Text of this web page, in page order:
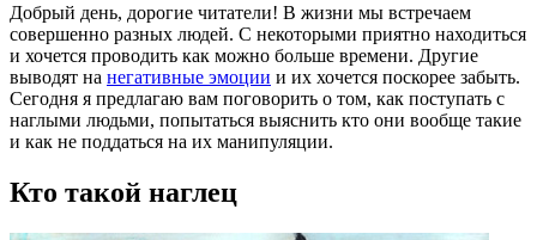
Добрый день, дорогие читатели! В жизни мы встречаем
совершенно разных людей. С некоторыми приятно находиться
и хочется проводить как можно больше времени. Другие
выводят на негативные эмоции и их хочется поскорее забыть.
Сегодня я предлагаю вам поговорить о том, как поступать с
наглыми людьми, попытаться выяснить кто они вообще такие
и как не поддаться на их манипуляции.
Кто такой наглец